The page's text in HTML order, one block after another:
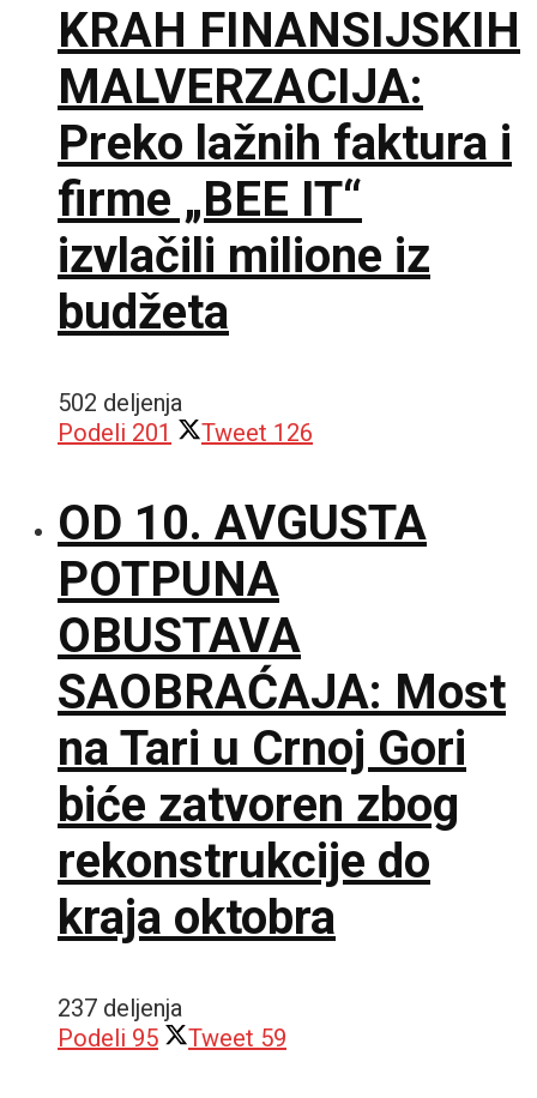
KRAH FINANSIJSKIH
MALVERZACIJA:
Preko lažnih faktura i
firme „BEE IT“
izvlačili milione iz
budžeta
502 deljenja
Podeli 201 Tweet 126
OD 10. AVGUSTA
POTPUNA
OBUSTAVA
SAOBRAĆAJA: Most
na Tari u Crnoj Gori
biće zatvoren zbog
rekonstrukcije do
kraja oktobra
237 deljenja
Podeli 95 Tweet 59